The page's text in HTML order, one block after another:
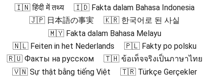
🇮🇳 हिंदी में तथ्य
🇮🇩 Fakta dalam Bahasa Indonesia
🇯🇵 日本語の事実
🇰🇷 한국어로 된 사실
🇲🇾 Fakta dalam Bahasa Melayu
🇳🇱 Feiten in het Nederlands
🇵🇱 Fakty po polsku
🇷🇺 Факты на русском
🇹🇭 ข้อเท็จจริงเป็นภาษาไทย
🇻🇳 Sự thật bằng tiếng Việt
🇹🇷 Türkçe Gerçekler